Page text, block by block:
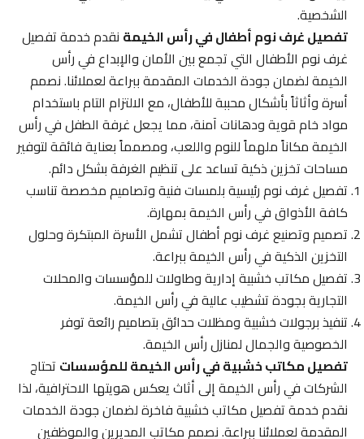
الشخصية.
تفصيل غرف نوم أطفال في رأس الخيمةنقدم خدمة تفصيل
غرف نوم الأطفال التي تجمع بين الأمان والإبداع في رأس
الخيمة لضمان جودة الخدمات المقدمة ببراعة لعملائنا. نصمم
أسرة وأثاثاً بأشكال محببة للأطفال، مع الالتزام التام باستخدام
مواد خام قوية ودهانات آمنة، مما يجعل غرفة الطفل في رأس
الخيمة مكاناً ملهماً للنوم واللعب، ومصمماً بعناية فائقة لتوفير
مساحات تخزين ذكية تساعد على تنظيم الغرفة بشكل دائم.
تفصيل غرف نوم رئيسية بلمسات فنية وتصاميم مخصصة تناسب
كافة الأذواق في رأس الخيمة بمهارة.
تصميم وتصنيع غرف نوم أطفال تشمل الأسرة المبتكرة وحلول
التخزين الذكية في رأس الخيمة ببراعة.
تفصيل مكاتب خشبية إدارية وطاولات للمؤسسات والمحلات
التجارية بجودة تشطيب عالية في رأس الخيمة.
تنفيذ برجولات خشبية ومظلات حدائق بتصاميم رائعة توفر
الخصوصية والجمال لمنازل رأس الخيمة.
تفصيل مكاتب خشبية في رأس الخيمة للمؤسساتتحتاج
الشركات في رأس الخيمة إلى أثاث يعكس هويتها الاحترافية، لذا
نقدم خدمة تفصيل مكاتب خشبية فاخرة لضمان جودة الخدمات
المقدمة لعملائنا ببراعة. نصمم مكاتب المديرين والموظفين